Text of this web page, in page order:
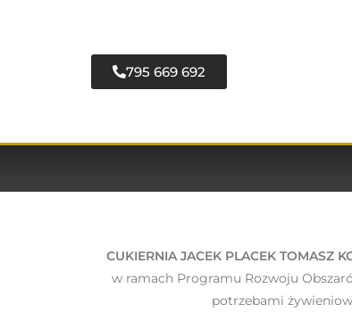
795 669 692
CUKIERNIA JACEK PLACEK TOMASZ
w ramach Programu Rozwoju
potrzebami